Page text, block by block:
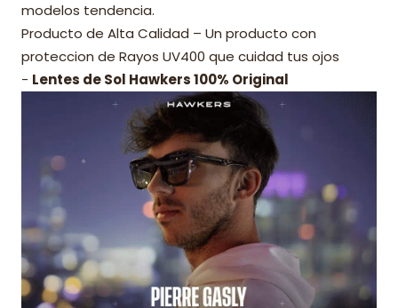
modelos tendencia.
Producto de Alta Calidad – Un producto con
proteccion de Rayos UV400 que cuidad tus ojos
- Lentes de Sol Hawkers 100% Original